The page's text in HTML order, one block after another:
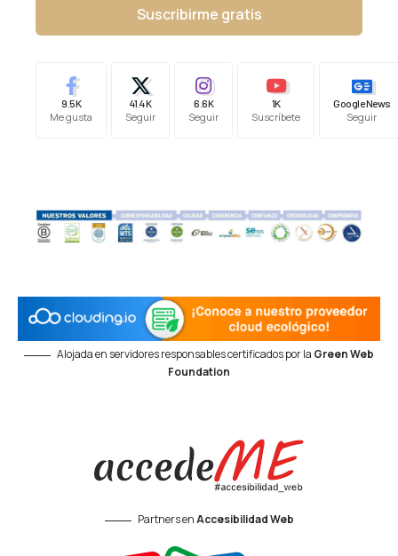
Suscribirme gratis
9.5K
Me gusta
41.4K
Seguir
6.6K
Seguir
1K
Suscríbete
Google News
Seguir
Alojada en servidores responsables certificados por la Green Web
Foundation
Partners enAccesibilidad Web